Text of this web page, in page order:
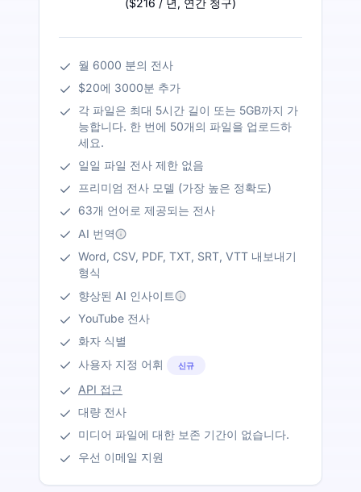
월 6000 분의 전사
$20에 3000분 추가
각 파일은 최대 5시간 길이 또는 5GB까지 가
능합니다. 한 번에 50개의 파일을 업로드하
세요.
일일 파일 전사 제한 없음
프리미엄 전사 모델 (가장 높은 정확도)
63개 언어로 제공되는 전사
AI 번역
Word, CSV, PDF, TXT, SRT, VTT 내보내기
형식
향상된 AI 인사이트
YouTube 전사
화자 식별
사용자 지정 어휘
신규
API 접근
대량 전사
미디어 파일에 대한 보존 기간이 없습니다.
우선 이메일 지원